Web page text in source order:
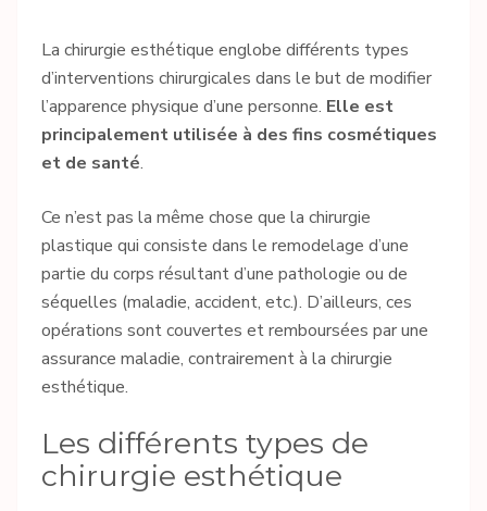
La chirurgie esthétique englobe différents types
d’interventions chirurgicales dans le but de modifier
l’apparence physique d’une personne. Elle est
principalement utilisée à des fins cosmétiques
et de santé.
Ce n’est pas la même chose que la chirurgie
plastique qui consiste dans le remodelage d’une
partie du corps résultant d’une pathologie ou de
séquelles (maladie, accident, etc.). D’ailleurs, ces
opérations sont couvertes et remboursées par une
assurance maladie, contrairement à la chirurgie
esthétique.
Les différents types de
chirurgie esthétique